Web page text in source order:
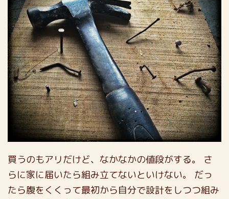
買うのもアリだけど、なかなかの値段がする。
さ
らに家に届いたら組み立てないといけない。
だっ
たら腹をくくって最初から自分で設計をしつつ組み